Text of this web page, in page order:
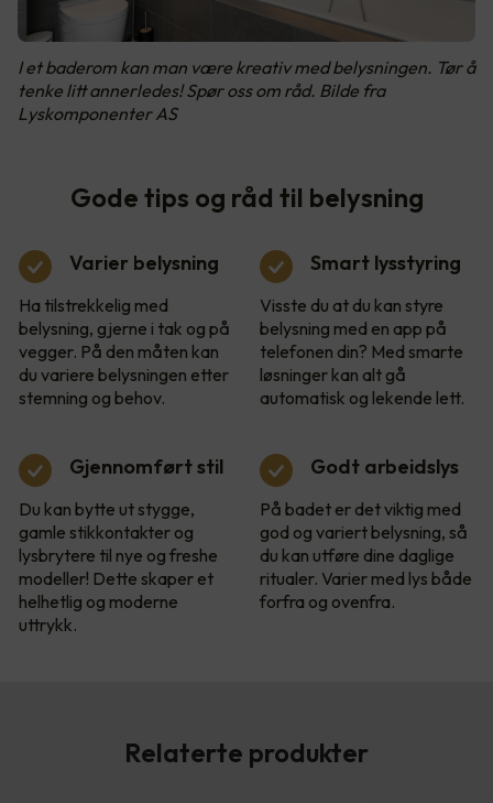
I et baderom kan man være kreativ med belysningen. Tør å
tenke litt annerledes! Spør oss om råd. Bilde fra
Lyskomponenter AS
Gode tips og råd til belysning
Varier belysning
Ha tilstrekkelig med
belysning, gjerne i tak og på
vegger. På den måten kan
du variere belysningen etter
stemning og behov.
Smart lysstyring
Visste du at du kan styre
belysning med en app på
telefonen din? Med smarte
løsninger kan alt gå
automatisk og lekende lett.
Gjennomført stil
Du kan bytte ut stygge,
gamle stikkontakter og
lysbrytere til nye og freshe
modeller! Dette skaper et
helhetlig og moderne
uttrykk.
Godt arbeidslys
På badet er det viktig med
god og variert belysning, så
du kan utføre dine daglige
ritualer. Varier med lys både
forfra og ovenfra.
Relaterte produkter